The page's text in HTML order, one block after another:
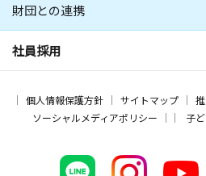
財団との連携
社員採用
個人情報保護方針 サイトマップ
ソーシャルメディアポリシー
子